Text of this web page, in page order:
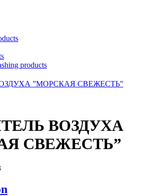
products
ВОЗДУХА
СВЕЖЕСТЬ”